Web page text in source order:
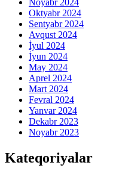
Noyabr 2024
Oktyabr 2024
Sentyabr 2024
Avqust 2024
İyul 2024
İyun 2024
May 2024
Aprel 2024
Mart 2024
Fevral 2024
Yanvar 2024
Dekabr 2023
Noyabr 2023
Kateqoriyalar